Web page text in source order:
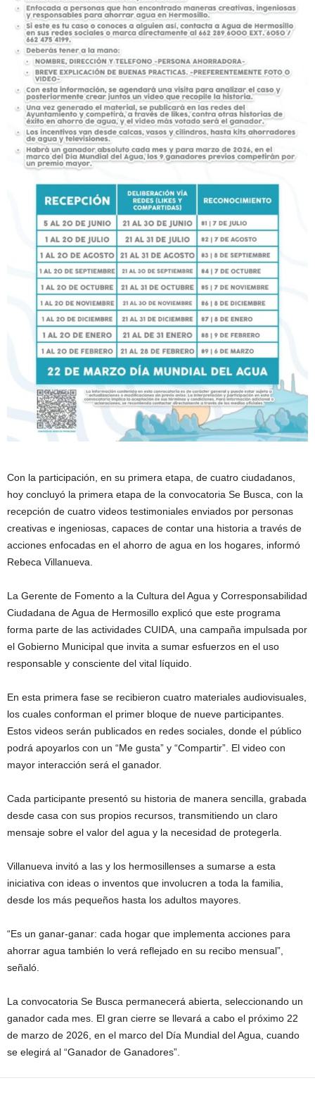
Con la participación, en su primera etapa, de cuatro ciudadanos,
hoy concluyó la primera etapa de la convocatoria Se Busca, con la
recepción de cuatro videos testimoniales enviados por personas
creativas e ingeniosas, capaces de contar una historia a través de
acciones enfocadas en el ahorro de agua en los hogares, informó
Rebeca Villanueva.
La Gerente de Fomento a la Cultura del Agua y Corresponsabilidad
Ciudadana de Agua de Hermosillo explicó que este programa
forma parte de las actividades CUIDA, una campaña impulsada por
el Gobierno Municipal que invita a sumar esfuerzos en el uso
responsable y consciente del vital líquido.
En esta primera fase se recibieron cuatro materiales audiovisuales,
los cuales conforman el primer bloque de nueve participantes.
Estos videos serán publicados en redes sociales, donde el público
podrá apoyarlos con un “Me gusta” y “Compartir”. El video con
mayor interacción será el ganador.
Cada participante presentó su historia de manera sencilla, grabada
desde casa con sus propios recursos, transmitiendo un claro
mensaje sobre el valor del agua y la necesidad de protegerla.
Villanueva invitó a las y los hermosillenses a sumarse a esta
iniciativa con ideas o inventos que involucren a toda la familia,
desde los más pequeños hasta los adultos mayores.
“Es un ganar-ganar: cada hogar que implementa acciones para
ahorrar agua también lo verá reflejado en su recibo mensual”,
señaló.
La convocatoria Se Busca permanecerá abierta, seleccionando un
ganador cada mes. El gran cierre se llevará a cabo el próximo 22
de marzo de 2026, en el marco del Día Mundial del Agua, cuando
se elegirá al “Ganador de Ganadores”.